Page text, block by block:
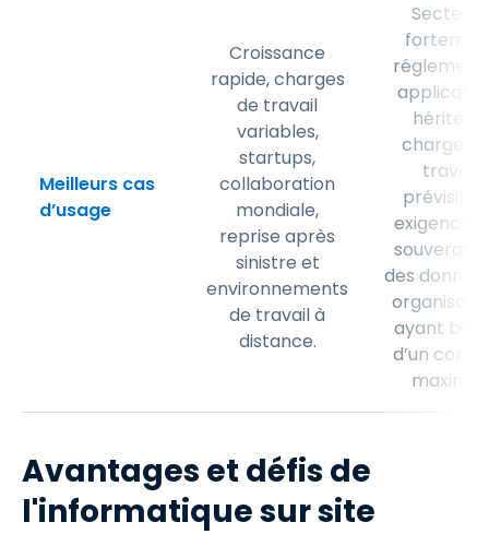
Meilleurs cas
d’usage
Croissance
rapide, charges
de travail
variables,
startups,
collaboration
mondiale,
reprise après
sinistre et
environnements
de travail à
distance.
Secteurs
héritées,
charges
travail
exigences
des
ayant
d’un
maximal.
Avantages et défis de
l'informatique sur site